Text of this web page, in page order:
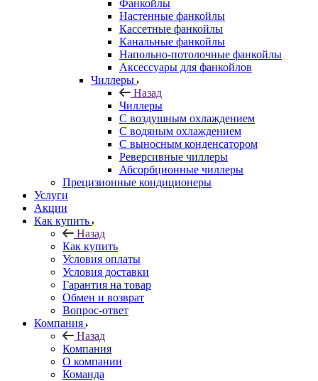
Фанкойлы
Настенные фанкойлы
Кассетные фанкойлы
Канальные фанкойлы
Напольно-потолочные фанкойлы
Аксессуары для фанкойлов
Чиллеры
Назад
Чиллеры
С воздушным охлаждением
С водяным охлаждением
С выносным конденсатором
Реверсивные чиллеры
Абсорбционные чиллеры
Прецизионные кондиционеры
Услуги
Акции
Как купить
Назад
Как купить
Условия оплаты
Условия доставки
Гарантия на товар
Обмен и возврат
Вопрос-ответ
Компания
Назад
Компания
О компании
Команда